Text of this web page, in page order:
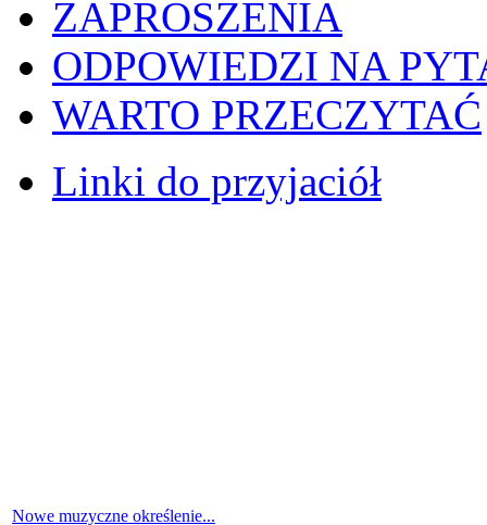
ZAPROSZENIA
ODPOWIEDZI NA
WARTO PRZECZYTAĆ
Linki do przyjaciół
Nowe muzyczne określenie...